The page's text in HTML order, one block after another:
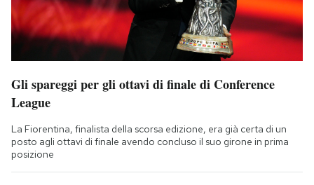
Gli spareggi per gli ottavi di finale di Conference
League
La Fiorentina, finalista della scorsa edizione, era già certa di un
posto agli ottavi di finale avendo concluso il suo girone in prima
posizione